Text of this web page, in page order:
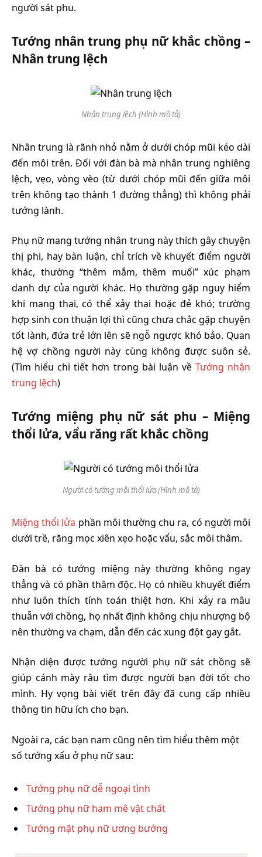
người sát phu.
Tướng nhân trung phụ nữ khắc chồng –
Nhân trung lệch
Nhân trung lệch (Hình mô tả)
Nhân trung là rãnh nhỏ nằm ở dưới chóp mũi kéo dài
đến môi trên. Đối với đàn bà mà nhân trung nghiêng
lệch, vẹo, vòng vèo (từ dưới chóp mũi đến giữa môi
trên không tạo thành 1 đường thẳng) thì không phải
tướng lành.
Phụ nữ mang tướng nhân trung này thích gây chuyện
thị phi, hay bàn luận, chỉ trích về khuyết điểm người
khác, thường “thêm mắm, thêm muối” xúc phạm
danh dự của người khác. Họ thường gặp nguy hiểm
khi mang thai, có thể xảy thai hoặc đẻ khó; trường
hợp sinh con thuận lợi thì cũng chưa chắc gặp chuyện
tốt lành, đứa trẻ lớn lên sẽ ngỗ ngược khó bảo. Quan
hệ vợ chồng người này cùng không được suôn sẻ.
(Tìm hiểu chi tiết hơn trong bài luận về Tướng nhân
trung lệch)
Tướng miệng phụ nữ sát phu – Miệng
thổi lửa, vẩu răng rất khắc chồng
Người có tướng môi thổi lửa (Hình mô tả)
Miệng thổi lửa phần môi thường chu ra, có người môi
dưới trề, răng mọc xiên xẹo hoặc vẩu, sắc môi thâm.
Đàn bà có tướng miệng này thường không ngay
thẳng và có phần thâm độc. Họ có nhiều khuyết điểm
như luôn thích tính toán thiệt hơn. Khi xảy ra mâu
thuẫn với chồng, họ nhất định không chịu nhượng bộ
nên thường va chạm, dẫn đến các xung đột gay gắt.
Nhận diện được tướng người phụ nữ sát chồng sẽ
giúp cánh mày râu tìm được người bạn đời tốt cho
mình. Hy vọng bài viết trên đây đã cung cấp nhiều
thông tin hữu ích cho bạn.
Ngoài ra, các bạn nam cũng nên tìm hiểu thêm một
số tướng xấu ở phụ nữ sau:
Tướng phụ nữ dễ ngoại tình
Tướng phụ nữ ham mê vật chất
Tướng mặt phụ nữ ương bướng